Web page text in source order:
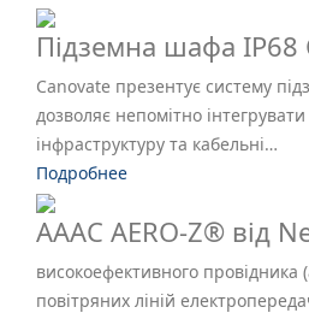
Підземна шафа IP68
Canovate презентує систему
дозволяє непомітно
інфраструктуру та кабельні…
Подробнее
AAAC AERO-Z® від
високоефективного провідника
повітряних ліній